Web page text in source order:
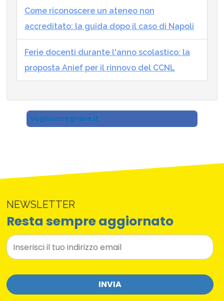
Come riconoscere un ateneo non
accreditato: la guida dopo il caso di Napoli
Ferie docenti durante l'anno scolastico: la
proposta Anief per il rinnovo del CCNL
Voglioinsegnare.it
NEWSLETTER
Resta sempre aggiornato